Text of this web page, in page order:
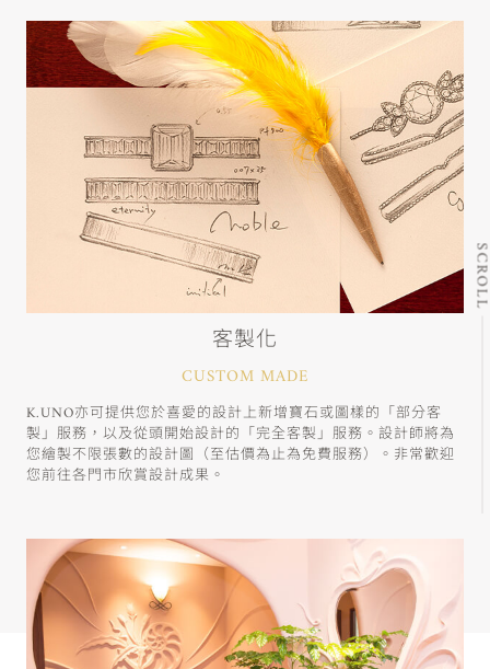
客製化
CUSTOM MADE
K.UNO亦可提供您於喜愛的設計上新增寶石或圖樣的「部分客
製」服務，以及從頭開始設計的「完全客製」服務。設計師將為
您繪製不限張數的設計圖（至估價為止為免費服務）。非常歡迎
您前往各門市欣賞設計成果。